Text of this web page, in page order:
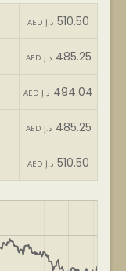
AED د.إ 510.50
AED د.إ 485.25
AED د.إ 494.04
AED د.إ 485.25
AED د.إ 510.50